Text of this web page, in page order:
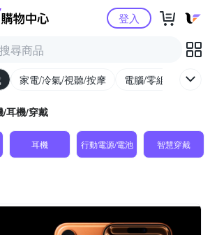
Yahoo購物中心登入
家電/冷氣/視聽/按摩 電腦/零組件/週邊/
/耳機/穿戴
耳機 行動電源/電池 智慧穿戴